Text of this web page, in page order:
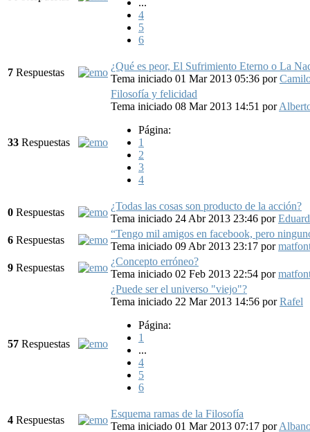
4
5
6
7 Respuestas
¿Qué es peor, El Sufrimiento Eterno o La
Tema iniciado 01 Mar 2013 05:36 por
33 Respuestas
Filosofía y felicidad
Tema iniciado 08 Mar 2013 14:51 por
Página:
1
2
3
4
0 Respuestas
¿Todas las cosas son producto de la acción?
Tema iniciado 24 Abr 2013 23:46 por
6 Respuestas
“Tengo mil amigos en facebook, pero
Tema iniciado 09 Abr 2013 23:17 por
9 Respuestas
¿Concepto erróneo?
Tema iniciado 02 Feb 2013 22:54 por
57 Respuestas
¿Puede ser el universo "viejo"?
Tema iniciado 22 Mar 2013 14:56 porRafel
Página:
1
...
4
5
6
4 Respuestas
Esquema ramas de la Filosofía
Tema iniciado 01 Mar 2013 07:17 por